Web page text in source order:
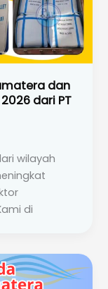
dan
dari PT
wilayah
di